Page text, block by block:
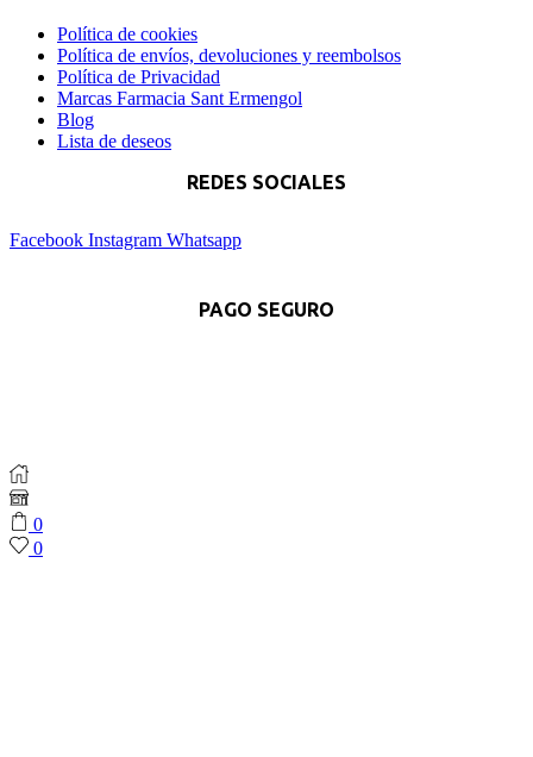
Política de cookies
Política de envíos, devoluciones y reembolsos
Política de Privacidad
Marcas Farmacia Sant Ermengol
Blog
Lista de deseos
REDES SOCIALES
Facebook Instagram Whatsapp
PAGO SEGURO
0
0